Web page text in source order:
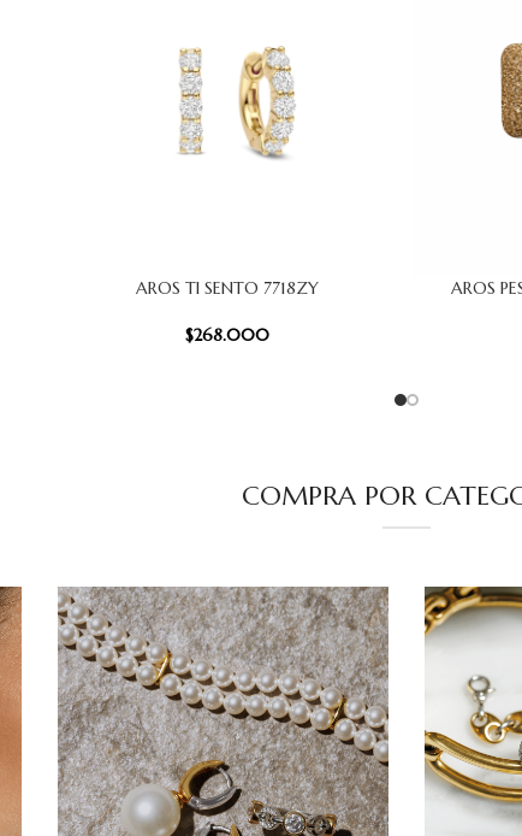
AÑADIR AL CARRITOAROS TI SENTO 7718ZY
$268.000
AÑADIR AL
AROS
COMPRA POR